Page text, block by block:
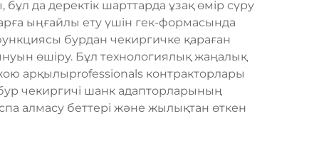
да деректік шарттарда ұзақ өмір сүру
ыңғайлы ету үшін гек-формасында
бурдан чекиргичке қараған
өшіру. Бұл технологиялық жаңалық
арқылыprofessionals контракторлары
чекиргичі шанк адапторларының
алмасу беттері және жылықтан өткен